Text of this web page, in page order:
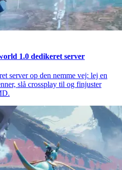
1.0 dedikeret server
server op den nemme vej: lej en
slå crossplay til og finjuster